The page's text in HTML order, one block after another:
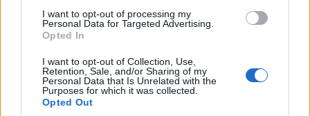
I want to opt-out of processing my
Personal Data for Targeted Advertising.
Opted In
I want to opt-out of Collection, Use,
Retention, Sale, and/or Sharing of my
Personal Data that Is Unrelated with the
Purposes for which it was collected.
Opted Out